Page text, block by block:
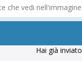
Hai già